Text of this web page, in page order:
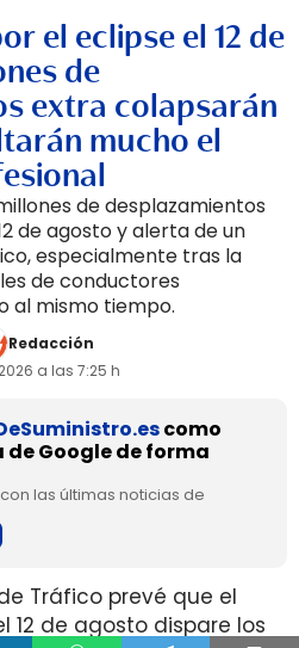
el eclipse el 12 de
de
extra colapsarán
mucho el
de desplazamientos
de agosto y alerta de un
especialmente tras la
de conductores
al mismo tiempo.
Redacción
a las 7:25 h
como
Google de forma
las últimas noticias de
Tráfico prevé que el
12 de agosto dispare los